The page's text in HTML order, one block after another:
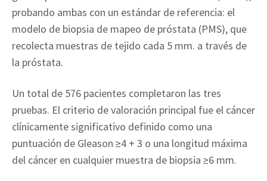
probando ambas con un estándar de referencia: el
modelo de biopsia de mapeo de próstata (PMS), que
recolecta muestras de tejido cada 5 mm. a través de
la próstata.
Un total de 576 pacientes completaron las tres
pruebas. El criterio de valoración principal fue el cáncer
clínicamente significativo definido como una
puntuación de Gleason ≥4 + 3 o una longitud máxima
del cáncer en cualquier muestra de biopsia ≥6 mm.